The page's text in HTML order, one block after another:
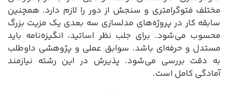
مختلف فتوگرامتری و سنجش از دور را لازم دارد. همچنین
سابقه کار در پروژه‌های مدلسازی سه بعدی یک مزیت بزرگ
محسوب می‌شود. برای جلب نظر اساتید، انگیزه‌نامه باید
مستدل و حرفه‌ای باشد. سوابق عملی و پژوهشی داوطلب
به دقت بررسی می‌شود. پذیرش در این رشته نیازمند
آمادگی کامل است.